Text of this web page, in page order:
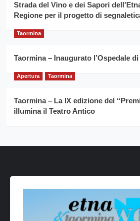
Strada del Vino e dei Sapori
Regione per il progetto di
Taormina
Taormina – Inaugurato l’Ospedale
Apertura Taormina
Taormina – La IX edizione del
illumina il Teatro Antico